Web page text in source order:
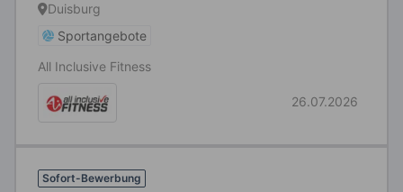
Duisburg
Sportangebote
All Inclusive Fitness
26.07.2026
Sofort-Bewerbung